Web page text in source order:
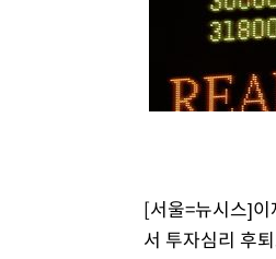
[속보]코스피, 6300
시리아 다마스쿠스
입추에도 극한더위…
이란, 호르무즈서 "적
[속보] 뉴욕증시, 일제 하
[서울=뉴시스]이
서 투자심리 후